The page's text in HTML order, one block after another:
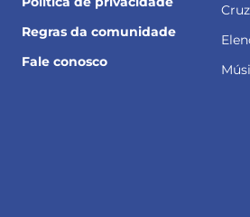
Regras da comunidade
Fale conosco